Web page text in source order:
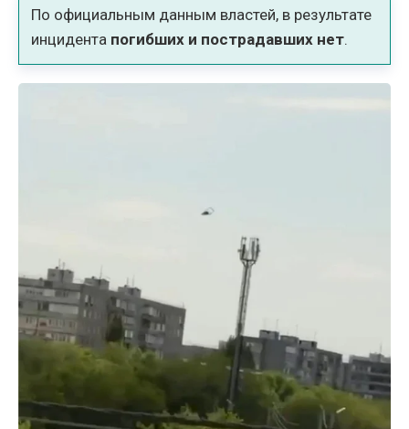
По официальным данным властей, в результате
инцидента погибших и пострадавших нет.